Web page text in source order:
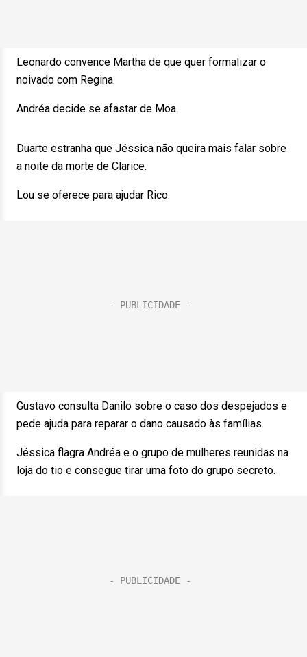
Leonardo convence Martha de que quer formalizar o
noivado com Regina.
Andréa decide se afastar de Moa.
Duarte estranha que Jéssica não queira mais falar sobre
a noite da morte de Clarice.
Lou se oferece para ajudar Rico.
Gustavo consulta Danilo sobre o caso dos despejados e
pede ajuda para reparar o dano causado às famílias.
Jéssica flagra Andréa e o grupo de mulheres reunidas na
loja do tio e consegue tirar uma foto do grupo secreto.